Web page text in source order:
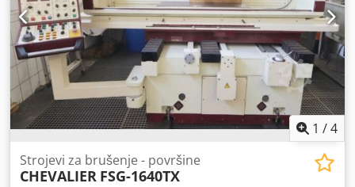
1 /4
Strojevi za brušenje - površine
CHEVALIER FSG-1640TX